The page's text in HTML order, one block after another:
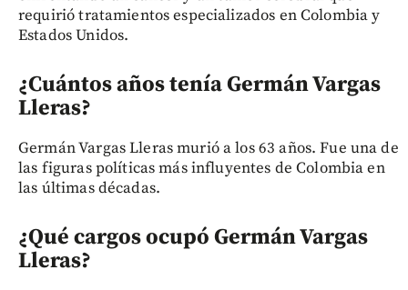
requirió tratamientos especializados en Colombia y
Estados Unidos.
¿Cuántos años tenía Germán Vargas
Lleras?
Germán Vargas Lleras murió a los 63 años. Fue una de
las figuras políticas más influyentes de Colombia en
las últimas décadas.
¿Qué cargos ocupó Germán Vargas
Lleras?